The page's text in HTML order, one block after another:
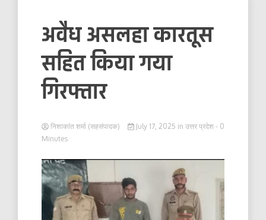
अवैध असलहा कारतूस
सहित किया गया
गिरफ्तार
निशाकांत शर्मा (सहसंपादक) July 17, 2025 in उत्तर प्रदेश - 0
Minutes